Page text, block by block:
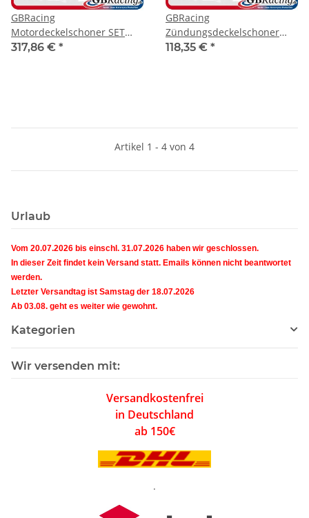
GBRacing
Motordeckelschoner SET
Honda CB750 Hornet 23- /
317,86 € *
GBRacing
Zündungsdeckelschoner
Honda CB750 Hornet 23- /
118,35 € *
Artikel 1 - 4 von 4
Urlaub
Vom 20.07.2026 bis einschl. 31.07.2026 haben wir geschlossen.
In dieser Zeit findet kein Versand statt. Emails können nicht beantwortet
werden.
Letzter Versandtag ist Samstag der 18.07.2026
Ab 03.08. geht es weiter wie gewohnt.
Kategorien
Wir versenden mit:
Versandkostenfrei
in Deutschland
ab 150€
.